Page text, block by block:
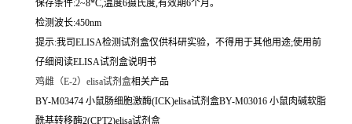
保存条件:2~8*C,温度6摄氏度,有效期6个月。
检测波长:450nm
提示:我司ELISA检测试剂盒仅供科研实验，不得用于其他用途;使用前
仔细阅读ELISA试剂盒说明书
鸡雌（E-2）elisa试剂盒相关产品
BY-M03474 小鼠肠细胞激酶(ICK)elisa试剂盒BY-M03016 小鼠肉碱软脂
酰基转移酶2(CPT2)elisa试剂盒